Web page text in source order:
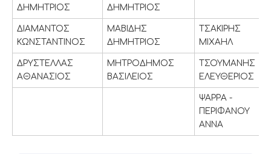
ΔΗΜΗΤΡΙΟΣ
ΔΗΜΗΤΡΙΟΣ
ΔΙΑΜΑΝΤΟΣ
ΚΩΝΣΤΑΝΤΙΝΟΣ
ΜΑΒΙΔΗΣ
ΔΗΜΗΤΡΙΟΣ
ΤΣΑΚΙΡΗΣ
ΜΙΧΑΗΛ
ΔΡΥΣΤΕΛΛΑΣ
ΑΘΑΝΑΣΙΟΣ
ΜΗΤΡΟΔΗΜΟΣ
ΒΑΣΙΛΕΙΟΣ
ΤΣΟΥΜΑΝΗΣ
ΕΛΕΥΘΕΡΙΟΣ
ΨΑΡΡΑ -
ΠΕΡΙΦΑΝΟΥ
ΑΝΝΑ